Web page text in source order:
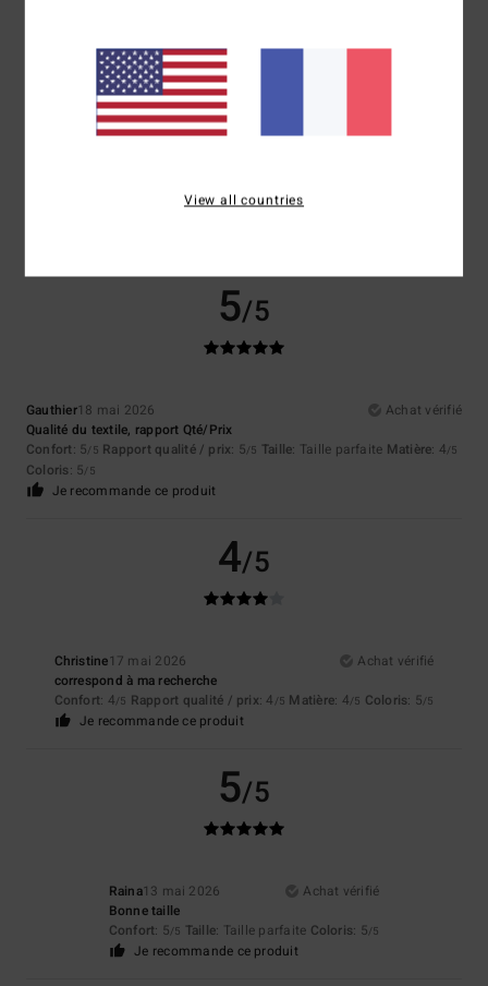
5 /5
Rapport qualité / prix: 4/5 Taille: Taille parfaite
5/5
Gauthier18 mai 2026
Achat vérifié
Qualité du textile, rapport Qté/Prix
Confort: 5/5 Rapport qualité / prix: 5/5 Taille: Taille parfaite Matière: 4/5
Coloris: 5/5
Je recommande ce produit
4/5
Christine17 mai 2026
Achat vérifié
correspond à ma recherche
Confort: 4/5 Rapport qualité / prix: 4 /5 Matière: 4/5 Coloris: 5/5
Je recommande ce produit
5/5
Raina13 mai 2026
Achat vérifié
Bonne taille
Confort: 5/5 Taille: Taille parfaite Coloris: 5/5
Je recommande ce produit
View all countries